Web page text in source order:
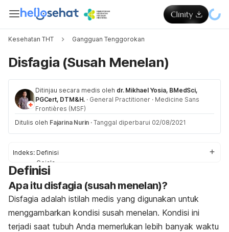
Kesehatan THT Gangguan Tenggorokan
Disfagia (Susah Menelan)
Ditinjau secara medis oleh dr. Mikhael Yosia, BMedSci,
PGCert, DTM&H. · General Practitioner · Medicine Sans
Frontières (MSF)
Ditulis oleh Fajarina Nurin · Tanggal diperbarui 02/08/2021
Indeks: Definisi
Gejala
Penyebab
Diagnosis
Pengobatan
Definisi
Apa itu disfagia (susah menelan)?
Disfagia adalah istilah medis yang digunakan untuk
menggambarkan kondisi susah menelan. Kondisi ini
terjadi saat tubuh Anda memerlukan lebih banyak waktu